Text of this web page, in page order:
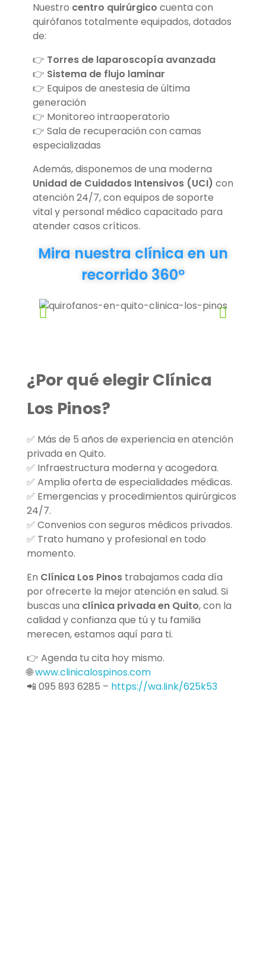
Nuestro centro quirúrgico cuenta con
quirófanos totalmente equipados, dotados
de:
👉 Torres de laparoscopía avanzada
👉 Sistema de flujo laminar
👉 Equipos de anestesia de última
generación
👉 Monitoreo intraoperatorio
👉 Sala de recuperación con camas
especializadas
Además, disponemos de una moderna
Unidad de Cuidados Intensivos (UCI) con
atención 24/7, con equipos de soporte
vital y personal médico capacitado para
atender casos críticos.
Mira nuestra clínica en un
recorrido 360º
¿Por qué elegir Clínica
Los Pinos?
✅ Más de 5 años de experiencia en atención
privada en Quito.
✅ Infraestructura moderna y acogedora.
✅ Amplia oferta de especialidades médicas.
✅ Emergencias y procedimientos quirúrgicos
24/7.
✅ Convenios con seguros médicos privados.
✅ Trato humano y profesional en todo
momento.
En Clínica Los Pinos trabajamos cada día
por ofrecerte la mejor atención en salud. Si
buscas una clínica privada en Quito, con la
calidad y confianza que tú y tu familia
merecen, estamos aquí para ti.
👉 Agenda tu cita hoy mismo.
🌐www.clinicalospinos.com
📲 095 893 6285 – https://wa.link/625k53